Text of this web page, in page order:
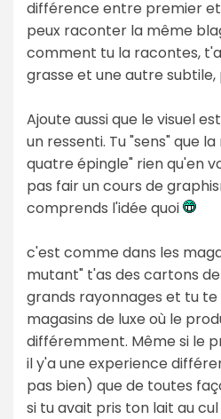
différence entre premier
peux raconter la même
comment tu la racontes,
grasse et une autre
Ajoute aussi que le visuel
un ressenti. Tu "sens" que
quatre épingle" rien qu'en
pas fair un cours de
comprends l'idée quoi
c'est comme dans les
mutant" t'as des cartons
grands rayonnages et tu te
magasins de luxe où le
différemment. Même si le
il y'a une experience
pas bien) que de toutes
si tu avait pris ton lait au